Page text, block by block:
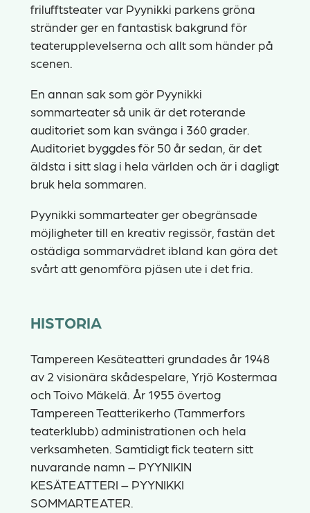
frilufftsteater var Pyynikki parkens gröna
stränder ger en fantastisk bakgrund för
teaterupplevelserna och allt som händer på
scenen.
En annan sak som gör Pyynikki
sommarteater så unik är det roterande
auditoriet som kan svänga i 360 grader.
Auditoriet byggdes för 50 år sedan, är det
äldsta i sitt slag i hela världen och är i dagligt
bruk hela sommaren.
Pyynikki sommarteater ger obegränsade
möjligheter till en kreativ regissör, fastän det
ostädiga sommarvädret ibland kan göra det
svårt att genomföra pjäsen ute i det fria.
HISTORIA
Tampereen Kesäteatteri grundades år 1948
av 2 visionära skådespelare, Yrjö Kostermaa
och Toivo Mäkelä. År 1955 övertog
Tampereen Teatterikerho (Tammerfors
teaterklubb) administrationen och hela
verksamheten. Samtidigt fick teatern sitt
nuvarande namn – PYYNIKIN
KESÄTEATTERI – PYYNIKKI
SOMMARTEATER.